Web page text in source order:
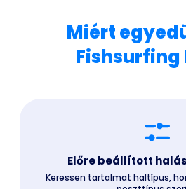
Miért
Fishsurfing
Előre beállított
Keressen tartalmat haltípus,